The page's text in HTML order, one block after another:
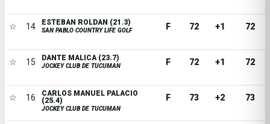
☆ 14 ESTEBAN ROLDAN (21.3)
SAN PABLO COUNTRY LIFE GOLF F 72 +1 72
☆ 15 DANTE MALICA (23.7)
JOCKEY CLUB DE TUCUMAN F 72 +1 72
☆ 16
CARLOS MANUEL PALACIO
(25.4)
JOCKEY CLUB DE TUCUMAN
F 73 +2 73